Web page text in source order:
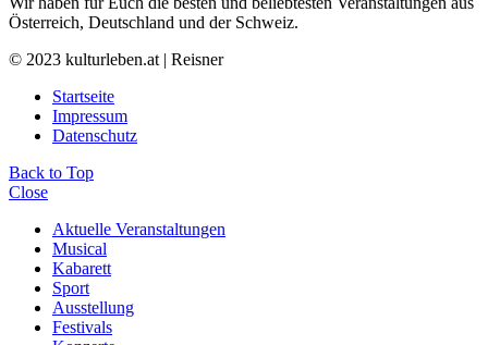
Österreich, Deutschland und der Schweiz.
© 2023 kulturleben.at | Reisner
Startseite
Impressum
Datenschutz
Back to Top
Close
Aktuelle Veranstaltungen
Musical
Kabarett
Sport
Ausstellung
Festivals